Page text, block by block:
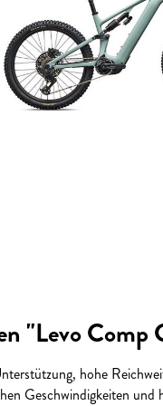
"Levo Comp
hohe
Geschwindigkeiten